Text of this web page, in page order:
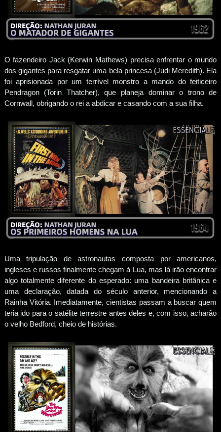
O fazendeiro Jack (Kerwin Mathews) precisa enfrentar o mundo
dos gigantes para resgatar uma bela princesa (Judi Meredith). Ela
foi aprisionada por um terrível monstro a mando do feiticeiro
Pendragon (Torin Thatcher), que planeja dominar o trono de
Cornwall, obrigando o rei a abdicar e casando com a sua filha.
Uma tripulação de astronautas composta por americanos,
ingleses e russos finalmente chegam à Lua, mas lá irão encontrar
algo totalmente diferente do esperado: uma bandeira britânica e
uma declaração, datada do século anterior, mencionando a
Rainha Vitória. Imediatamente, cientistas passam a buscar quem
teria ido para o satélite terrestre antes deles e, com isso, acharão
o velho Bedford, cheio de histórias.